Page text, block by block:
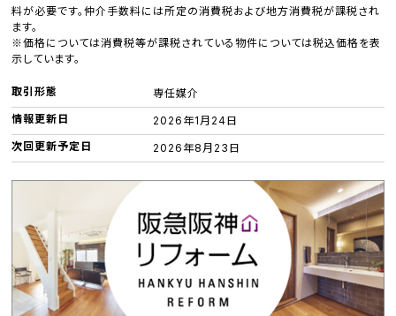
料が必要です。仲介手数料には所定の消費税および地方消費税が課税され
ます。
※価格については消費税等が課税されている物件については税込価格を表
示しています。
取引形態
専任媒介
情報更新日
2026年1月24日
次回更新予定日
2026年8月23日